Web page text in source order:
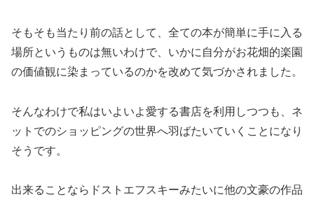
そもそも当たり前の話として、全ての本が簡単に手に入る
場所というものは無いわけで、いかに自分がお花畑的楽園
の価値観に染まっているのかを改めて気づかされました。
そんなわけで私はいよいよ愛する書店を利用しつつも、ネ
ットでのショッピングの世界へ羽ばたいていくことになり
そうです。
出来ることならドストエフスキーみたいに他の文豪の作品